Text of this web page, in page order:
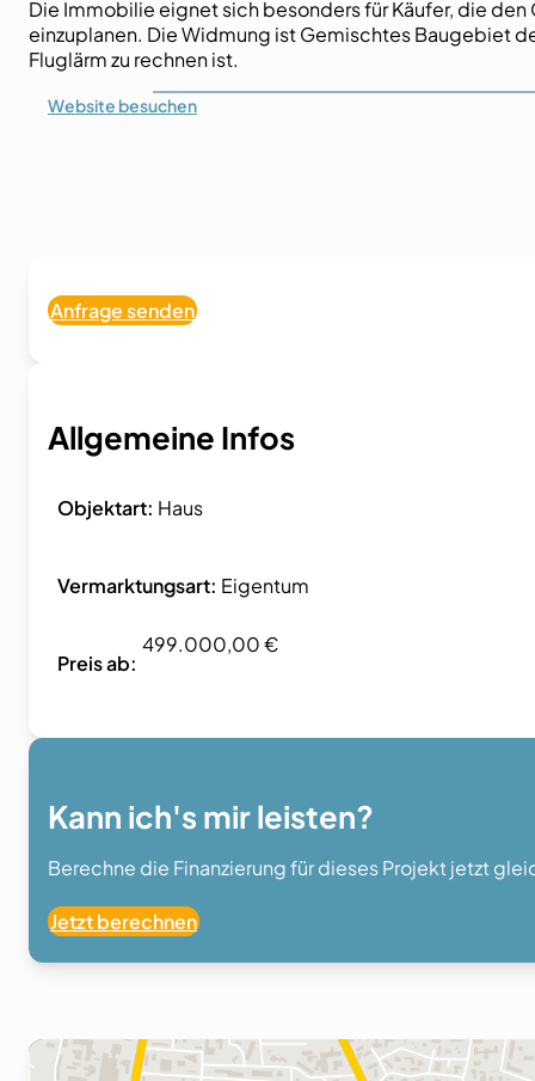
Die Immobilie eignet sich besonders für Käufer, die
einzuplanen. Die Widmung ist Gemischtes Baugebiet
Fluglärm zu rechnen ist.
Website besuchen
Anfrage senden
Allgemeine Infos
Objektart: Haus
Vermarktungsart: Eigentum
Preis ab:
499.000,00 €
Kann ich's mir leisten?
Berechne die Finanzierung für dieses Projekt jetzt
Jetzt berechnen